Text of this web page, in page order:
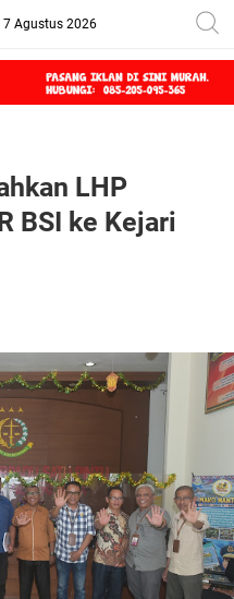
7 Agustus 2026
LHP
BSI ke Kejari